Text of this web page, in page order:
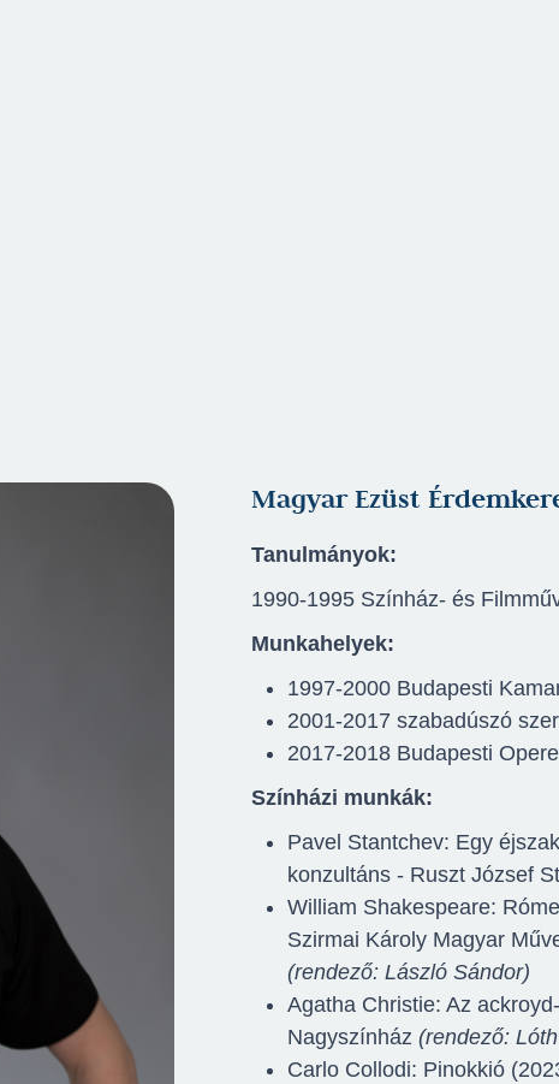
Magyar Ezüst
Tanulmányok:
1990-1995 Színház- és
Munkahelyek:
1997-2000 Budapesti
2001-2017 szabadúszó
2017-2018 Budapesti
Színházi munkák:
Pavel Stantchev: Egy
konzultáns - Ruszt József
William Shakespeare:
Szirmai Károly Magyar
(rendező: László Sándor)
Agatha Christie: Az
Nagyszínház (rendező:
Carlo Collodi: Pinokkió